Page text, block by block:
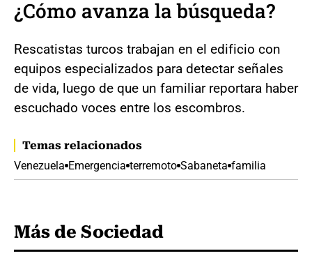
¿Cómo avanza la búsqueda?
Rescatistas turcos trabajan en el edificio con
equipos especializados para detectar señales
de vida, luego de que un familiar reportara haber
escuchado voces entre los escombros.
Temas relacionados
Venezuela Emergencia terremoto Sabaneta familia
Más de Sociedad